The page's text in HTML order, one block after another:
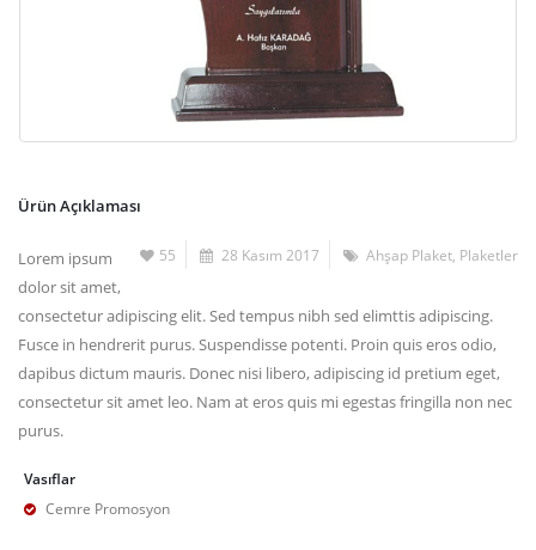
Ürün Açıklaması
55 28 Kasım 2017 Ahşap Plaket Plaketler
Lorem ipsum
dolor sit amet,
consectetur adipiscing elit. Sed tempus nibh sed elimttis adipiscing.
Fusce in hendrerit purus. Suspendisse potenti. Proin quis eros odio,
dapibus dictum mauris. Donec nisi libero, adipiscing id pretium eget,
consectetur sit amet leo. Nam at eros quis mi egestas fringilla non nec
purus.
Vasıflar
Cemre Promosyon